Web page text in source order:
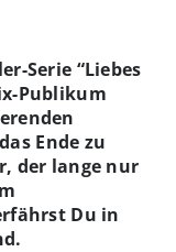
Serie “Liebes
Publikum
Ende zu
der lange nur
Du in